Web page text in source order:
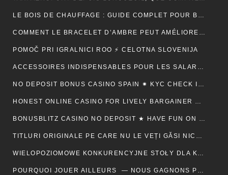
LE BOIS DE CHAUFFAGE : GUIDE COMPLET POUR BIEN CHOISIR SON COMBUSTIBLE
COMMENT LE BRACELET D’AMBRE PEUT AMÉLIORER VOTRE QUOTIDIEN
POMOČ PRI IGRALNICI ROO ⚡ CELOTNA SLOVENIJA
ACCESSOIRES INDISPENSABLES POUR LES SALARIÉS EN DÉPLACEMENT PROFESSIONNEL
NO DEPOSIT BONUS CASINO SPAIN ✷ KYC CHECK IN CANADA 🍀
HONEST ONLINE CASINO FOR LIVELY BARGAINER BACK ⚡️ CA ♦️
BONUSBLITZ CASINO NO DEPOSIT ★ HAVE FUN ON MULTIPLE PLATFORMS AUTOMATICALLY CANADIAN FEDERATION 💸
TITLURI ORIGINALE PE CARE NU LE VEȚI GĂSI NICĂIERI ALTUNDEVA. ♬ CONSTANȚA 🔮
WIELOPOZIOMOWE KONKURENCYJNE STOŁY DLA KAŻDEGO POZIOMU UMIEJĘTNOŚCI · RZECZPOSPOLITA POLSKA 💵
POURQUOI JOUER AILLEURS — NOUS GAGNONS PLUS ! — RÉPUBLIQUE FRANÇAISE 💵